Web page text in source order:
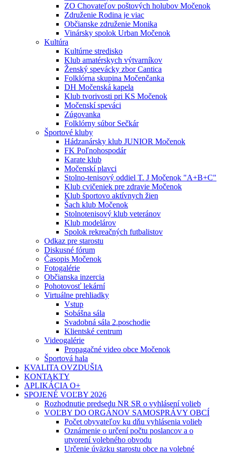
ZO Chovateľov poštových holubov Močenok
Združenie Rodina je viac
Občianske združenie Monika
Vinársky spolok Urban Močenok
Kultúra
Kultúrne stredisko
Klub amatérskych výtvarníkov
Ženský spevácky zbor Cantica
Folklórna skupina Močenčanka
DH Močenská kapela
Klub tvorivosti pri KS Močenok
Močenskí speváci
Zúgovanka
Folklórny súbor Sečkár
Športové kluby
Hádzanársky klub JUNIOR Močenok
FK Poľnohospodár
Karate klub
Močenskí plavci
Stolno-tenisový oddiel T. J Močenok "A+B+C"
Klub cvičeniek pre zdravie Močenok
Klub športovo aktívnych žien
Šach klub Močenok
Stolnotenisový klub veteránov
Klub modelárov
Spolok rekreačných futbalistov
Odkaz pre starostu
Diskusné fórum
Časopis Močenok
Fotogalérie
Občianska inzercia
Pohotovosť lekární
Virtuálne prehliadky
Vstup
Sobášna sála
Svadobná sála 2.poschodie
Klientské centrum
Videogalérie
Propagačné video obce Močenok
Športová hala
KVALITA OVZDUŠIA
KONTAKTY
APLIKÁCIA O+
SPOJENÉ VOĽBY 2026
Rozhodnutie predsedu NR SR o vyhlásení volieb
VOĽBY DO ORGÁNOV SAMOSPRÁVY OBCÍ
Počet obyvateľov ku dňu vyhlásenia volieb
Oznámenie o určení počtu poslancov a o
utvorení volebného obvodu
Určenie úväzku starostu obce na volebné